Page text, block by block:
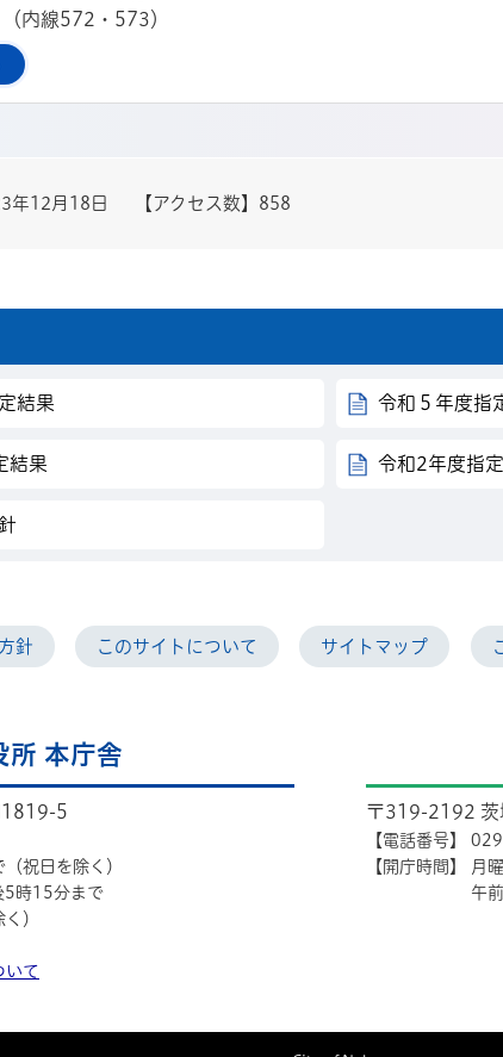
内線572・573）
年12月18日 【アクセス数】 858
結果 令和５年度指
結果 令和2年度指
針 このサイトについて サイトマップ
所 本庁舎
1819-5
祝日を除く）
5時15分まで
）
いて
〒319-2192 茨
【電話番号】
【開庁時間】
月
午